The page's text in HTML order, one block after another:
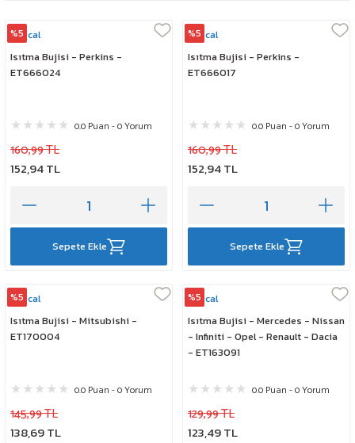
%5
Rescal
Isıtma Bujisi - Perkins -
ET666024
0.0 Puan - 0 Yorum
160,99 TL
152,94 TL
Sepete Ekle
%5
Rescal
Isıtma Bujisi - Perkins -
ET666017
0.0 Puan - 0 Yorum
160,99 TL
152,94 TL
Sepete Ekle
%5
Rescal
Isıtma Bujisi - Mitsubishi -
ET170004
0.0 Puan - 0 Yorum
145,99 TL
138,69 TL
%5
Rescal
Isıtma Bujisi - Mercedes - Nissan
- Infiniti - Opel - Renault - Dacia
- ET163091
0.0 Puan - 0 Yorum
129,99 TL
123,49 TL